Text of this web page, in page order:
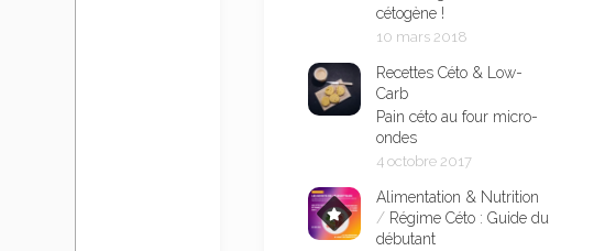
cétogène !
10 mars 2018
Recettes Céto & Low-
Carb
Pain céto au four micro-
ondes
4 octobre 2017
Alimentation & Nutrition
/ Régime Céto : Guide du
débutant